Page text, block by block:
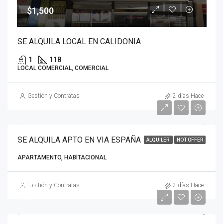
$1,500
SE ALQUILA LOCAL EN CALIDONIA
1 118
LOCAL COMERCIAL, COMERCIAL
Gestión y Contratas 2 días Hace
ALQUILER HOT OFFER
SE ALQUILA APTO EN VIA ESPAÑA
APARTAMENTO, HABITACIONAL
Gestión y Contratas 2 días Hace
$600